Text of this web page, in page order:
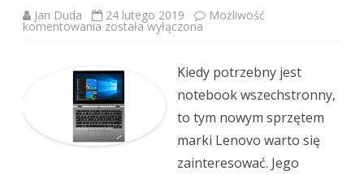
Jan Duda 24 lutego 2019 Możliwość
komentowania Lenovo
–
wszechstronny
laptop
dla
biznesu
została wyłączona
Kiedy potrzebny jest
notebook wszechstronny,
to tym nowym sprzętem
marki Lenovo warto się
zainteresować. Jego